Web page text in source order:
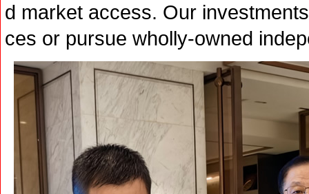
d market access. Our
ces or pursue wholly-owned